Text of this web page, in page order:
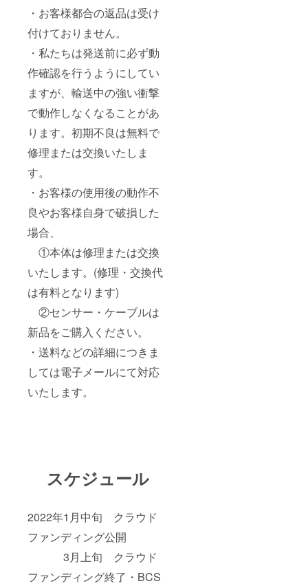
・お客様都合の返品は受け
付けておりません。
・私たちは発送前に必ず動
作確認を行うようにしてい
ますが、輸送中の強い衝撃
で動作しなくなることがあ
ります。初期不良は無料で
修理または交換いたしま
す。
・お客様の使用後の動作不
良やお客様自身で破損した
場合、
①本体は修理または交換
いたします。(修理・交換代
は有料となります)
②センサー・ケーブルは
新品をご購入ください。
・送料などの詳細につきま
しては電子メールにて対応
いたします。
スケジュール
2022年1月中旬 クラウド
ファンディング公開
3月上旬 クラウド
ファンディング終了・BCS